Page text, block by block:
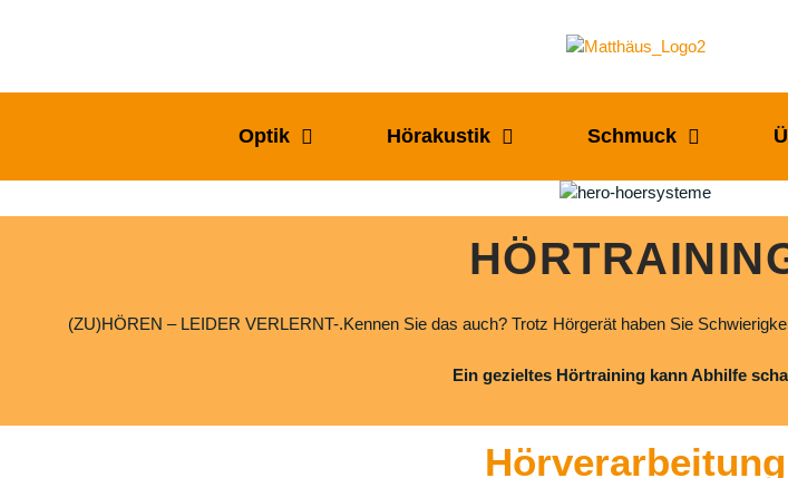
Optik Hörakustik Schmuck
(ZU)HÖREN – LEIDER VERLERNT-.Kennen Sie das auch? Trotz Hörgerät haben Sie
Ein gezieltes Hörtraining kann Abhilfe
Hörverarbeitung